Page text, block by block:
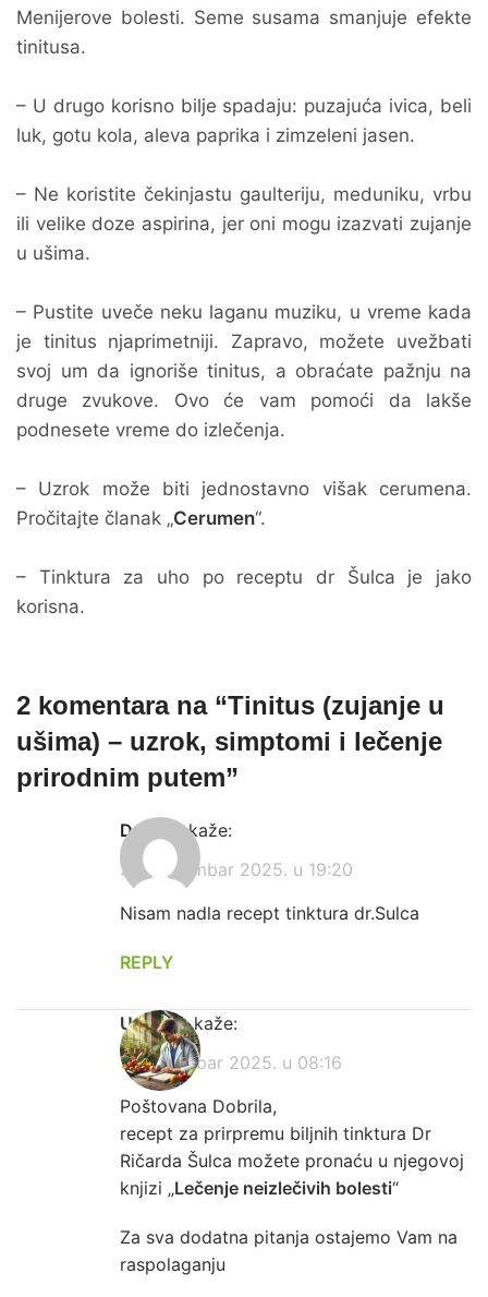
Menijerove bolesti. Seme susama smanjuje efekte
tinitusa.
– U drugo korisno bilje spadaju: puzajuća ivica, beli
luk, gotu kola, aleva paprika i zimzeleni jasen.
– Ne koristite čekinjastu gaulteriju, meduniku, vrbu
ili velike doze aspirina, jer oni mogu izazvati zujanje
u ušima.
– Pustite uveče neku laganu muziku, u vreme kada
je tinitus njaprimetniji. Zapravo, možete uvežbati
svoj um da ignoriše tinitus, a obraćate pažnju na
druge zvukove. Ovo će vam pomoći da lakše
podnesete vreme do izlečenja.
– Uzrok može biti jednostavno višak cerumena.
Pročitajte članak „Cerumen“.
– Tinktura za uho po receptu dr Šulca je jako
korisna.
2 komentara na “Tinitus (zujanje u
ušima) – uzrok, simptomi i lečenje
prirodnim putem”
Dobrila
kaže:
30. novembar 2025. u 19:20
Nisam nadla recept tinktura dr.Sulca
REPLY
Urednik kaže:
9. decembar 2025. u 08:16
Poštovana Dobrila,
recept za prirpremu biljnih tinktura Dr
Ričarda Šulca možete pronaću u njegovoj
knjizi „Lečenje neizlečivih bolesti“
Za sva dodatna pitanja ostajemo Vam na
raspolaganju